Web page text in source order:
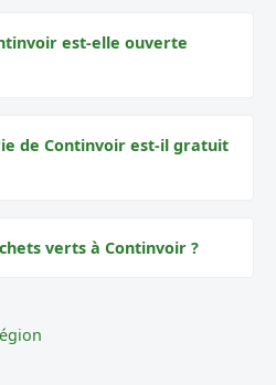
est-elle ouverte
de Continvoir est-il gratuit
verts à Continvoir ?